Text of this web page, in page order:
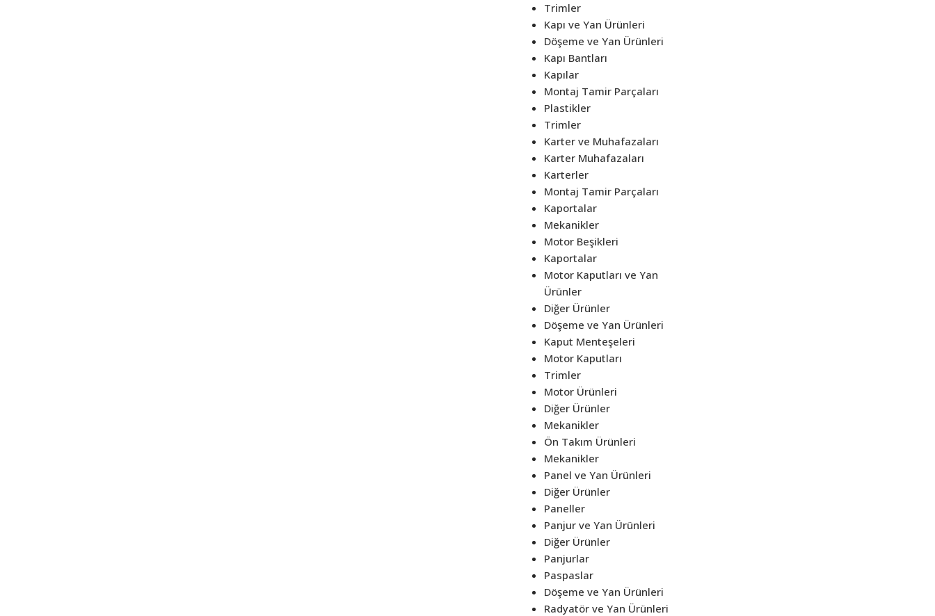
Trimler
Kapı ve Yan Ürünleri
Döşeme ve Yan Ürünleri
Kapı Bantları
Kapılar
Montaj Tamir Parçaları
Plastikler
Trimler
Karter ve Muhafazaları
Karter Muhafazaları
Karterler
Montaj Tamir Parçaları
Kaportalar
Mekanikler
Motor Beşikleri
Kaportalar
Motor Kaputları ve Yan
Ürünler
Diğer Ürünler
Döşeme ve Yan Ürünleri
Kaput Menteşeleri
Motor Kaputları
Trimler
Motor Ürünleri
Diğer Ürünler
Mekanikler
Ön Takım Ürünleri
Mekanikler
Panel ve Yan Ürünleri
Diğer Ürünler
Paneller
Panjur ve Yan Ürünleri
Diğer Ürünler
Panjurlar
Paspaslar
Döşeme ve Yan Ürünleri
Radyatör ve Yan Ürünleri